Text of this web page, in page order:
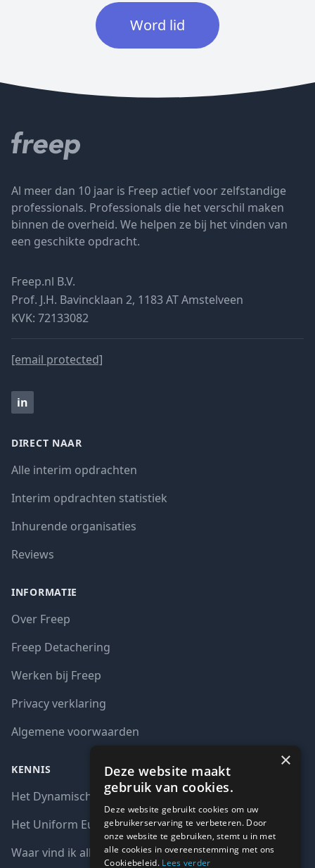
Word lid
Al meer dan 10 jaar is Freep actief voor zelfstandige
professionals. Professionals die het verschil maken
binnen de overheid. We helpen ze bij het vinden van
een geschikte opdracht.
Freep.nl B.V.
Prof. J.H. Bavincklaan 2, 1183 AT Amstelveen
KVK: 72133082
[email protected]
in
DIRECT NAAR
Alle interim opdrachten
Interim opdrachten statistiek
Inhurende organisaties
Reviews
INFORMATIE
Over Freep
Freep Detachering
Werken bij Freep
Privacy verklaring
Algemene voorwaarden
KENNIS
Het Dynamisch aankoopsysteem (DAS)
Het Uniform Europees Aanbestedingsdocument (UEA)
Waar vind ik alle interim opdrachten bij de overheid?
×
Deze website maakt
gebruik van cookies.
Deze website gebruikt cookies om uw
gebruikerservaring te verbeteren. Door
onze website te gebruiken, stemt u in met
alle cookies in overeenstemming met ons
Cookiebeleid. Lees verder